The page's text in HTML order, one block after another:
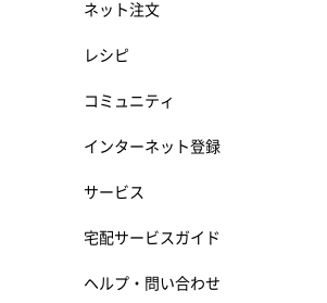
ネット注文
レシピ
コミュニティ
インターネット登録
サービス
宅配サービスガイド
ヘルプ・問い合わせ